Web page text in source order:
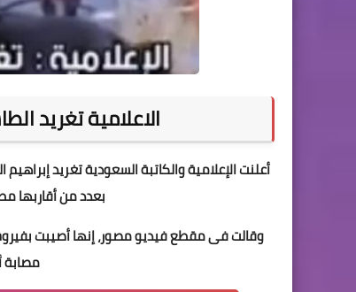
الاعلامية تغريد
بعدد من أقاربها
مصابة